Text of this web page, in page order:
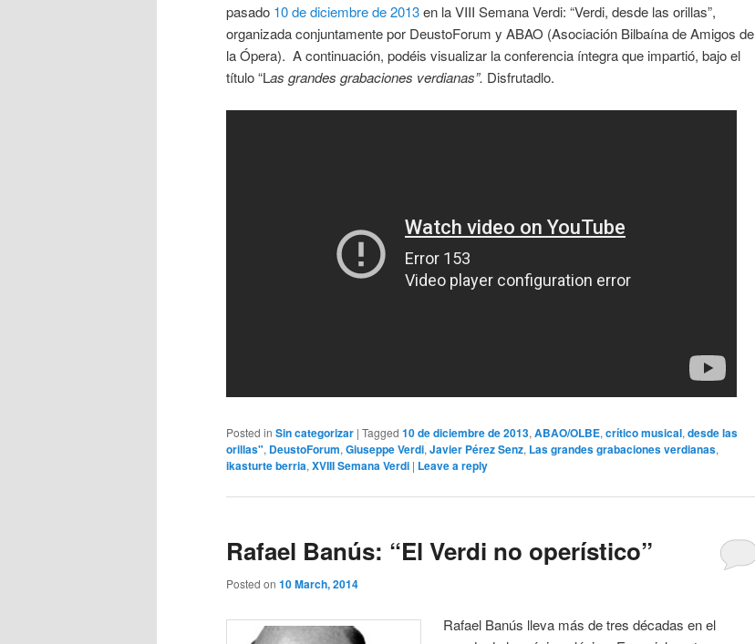
pasado 10 de diciembre de 2013en la VIII Semana Verdi: “Verdi, desde las orillas”,
organizada conjuntamente por DeustoForum y ABAO (Asociación Bilbaína de Amigos de
la Ópera). A continuación, podéis visualizar la conferencia íntegra que impartió, bajo el
título “Las grandes grabaciones verdianas”. Disfrutadlo.
Posted in Sin categorizar | Tagged 10 de diciembre de 2013, ABAO/OLBE, crítico musical, desde las
orillas", DeustoForum, Giuseppe Verdi, Javier Pérez Senz, Las grandes grabaciones verdianas,
ikasturte berria, XVIII Semana Verdi | Leave a reply
Rafael Banús: “El Verdi no operístico”
Posted on 10 March, 2014
Rafael Banús lleva más de tres décadas en el